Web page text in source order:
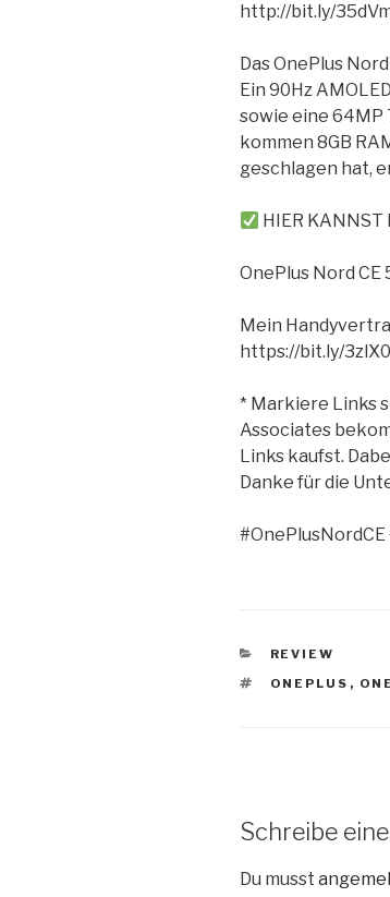
http://bit.ly/
Das OnePlus
Ein 90Hz
sowie eine 64MP
kommen 8GB
geschlagen hat,
HIER KANNST
OnePlus Nord
Mein
https://bit.ly/
* Markiere Links
Associates
Links kaufst.
Danke für die
KATEGORIEN
REVIEW
ONEPLUS ,
Schreibe
Du musst